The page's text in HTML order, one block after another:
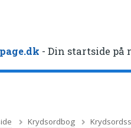
- Din startside på
Krydsordbog